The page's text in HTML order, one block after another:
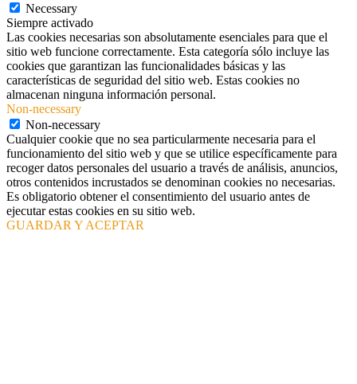
Necessary
Siempre activado
Las cookies necesarias son absolutamente esenciales para que el
sitio web funcione correctamente. Esta categoría sólo incluye las
cookies que garantizan las funcionalidades básicas y las
características de seguridad del sitio web. Estas cookies no
almacenan ninguna información personal.
Non-necessary
Non-necessary
Cualquier cookie que no sea particularmente necesaria para el
funcionamiento del sitio web y que se utilice específicamente para
recoger datos personales del usuario a través de análisis, anuncios,
otros contenidos incrustados se denominan cookies no necesarias.
Es obligatorio obtener el consentimiento del usuario antes de
ejecutar estas cookies en su sitio web.
GUARDAR Y ACEPTAR